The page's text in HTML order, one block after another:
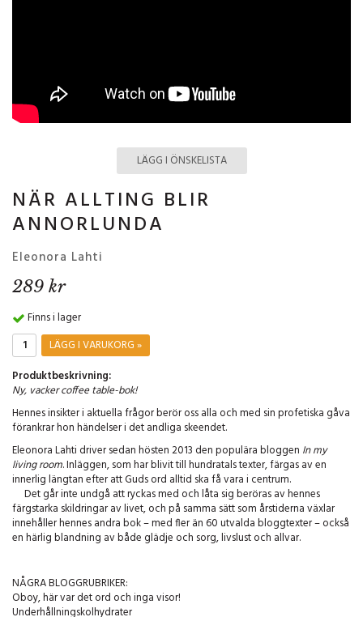
LÄGG I ÖNSKELISTA
NÄR ALLTING BLIR
ANNORLUNDA
Eleonora Lahti
289 kr
Finns i lager
LÄGG I VARUKORG »
Produktbeskrivning:
Ny, vacker coffee table-bok!
Hennes insikter i aktuella frågor berör oss alla och med sin profetiska gåva
förankrar hon händelser i det andliga skeendet.
Eleonora Lahti driver sedan hösten 2013 den populära bloggen In my
living room. Inläggen, som har blivit till hundratals texter, färgas av en
innerlig längtan efter att Guds ord alltid ska få vara i centrum.
Det går inte undgå att ryckas med och låta sig beröras av hennes
färgstarka skildringar av livet, och på samma sätt som årstiderna växlar
innehåller hennes andra bok – med fler än 60 utvalda bloggtexter – också
en härlig blandning av både glädje och sorg, livslust och allvar.
NÅGRA BLOGGRUBRIKER:
Oboy, här var det ord och inga visor!
Underhållningskolhydrater